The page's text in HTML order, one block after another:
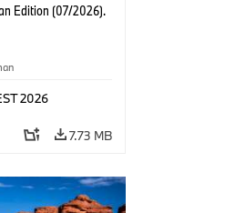
Edition (07/2026).
2026
7.73 MB